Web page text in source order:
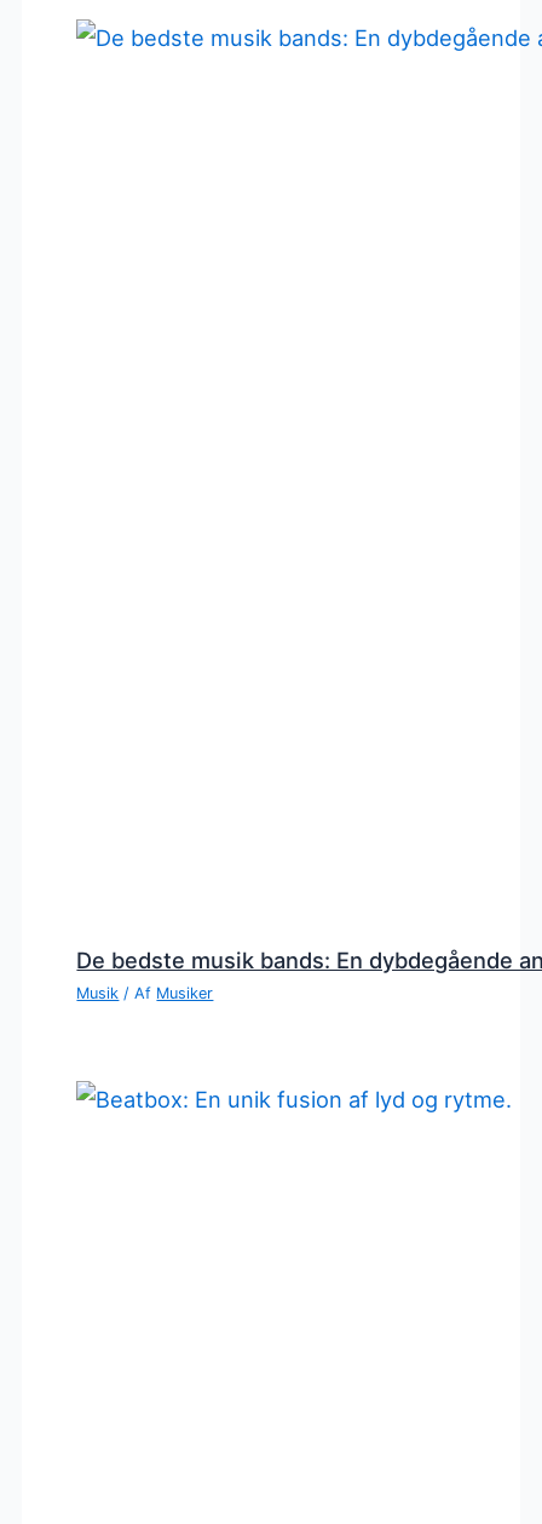
De bedste musik bands: En dybdegående
Musik / Af Musiker